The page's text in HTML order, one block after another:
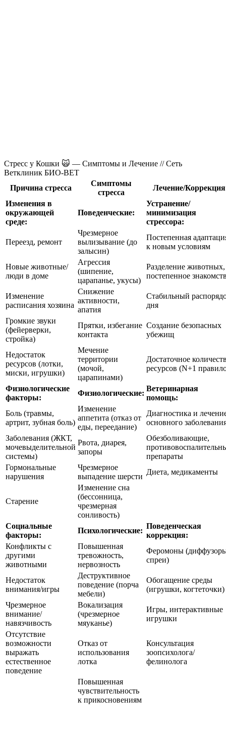
Стресс у Кошки 🙀 — Симптомы и Лечение // Сеть
Ветклиник БИО-ВЕТ
Причина стресса
Симптомы
стресса
Лечение/Коррекция
Изменения в
окружающей
среде:
Поведенческие:
Устранение/
минимизация
стрессора:
Переезд, ремонт
Чрезмерное
вылизывание (до
залысин)
Постепенная
к новым условиям
Новые животные/
люди в доме
Агрессия
(шипение,
царапанье, укусы)
Разделение животных,
постепенное
Изменение
расписания хозяина
Снижение
активности,
апатия
Стабильный
дня
Громкие звуки
(фейерверки,
стройка)
Прятки, избегание
контакта
Создание безопасных
убежищ
Недостаток
ресурсов (лотки,
миски, игрушки)
Мечение
территории
(мочой,
царапинами)
Достаточное
ресурсов (N+1
Физиологические
факторы:
Физиологические:
Ветеринарная
помощь:
Боль (травмы,
артрит, зубная боль)
Изменение
аппетита (отказ от
еды, переедание)
Диагностика и
основного
Заболевания (ЖКТ,
мочевыделительной
системы)
Рвота, диарея,
запоры
Обезболивающие,
препараты
Гормональные
нарушения
Чрезмерное
выпадение шерсти
Диета, медикаменты
Старение
Изменение сна
(бессонница,
чрезмерная
сонливость)
Социальные
факторы:
Психологические:
Поведенческая
коррекция:
Конфликты с
другими
животными
Повышенная
тревожность,
нервозность
Феромоны
спреи)
Недостаток
внимания/игры
Деструктивное
поведение (порча
мебели)
Обогащение среды
(игрушки, когтеточки)
Чрезмерное
внимание/
навязчивость
Вокализация
(чрезмерное
мяуканье)
Игры, интерактивные
игрушки
Отсутствие
возможности
выражать
естественное
поведение
Отказ от
использования
лотка
Консультация
зоопсихолога/
фелинолога
Повышенная
чувствительность
к прикосновениям